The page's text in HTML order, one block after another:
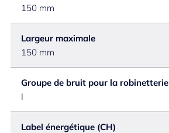
150 mm
Largeur maximale
150 mm
Groupe de bruit pour la robinetterie
I
Label énergétique (CH)